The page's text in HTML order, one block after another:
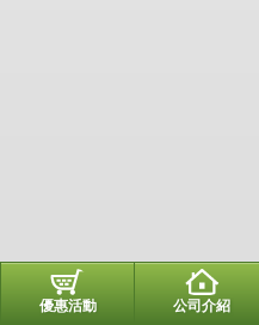
優惠活動 公司介紹